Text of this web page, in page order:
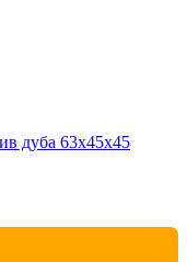
дуба 63х45х45